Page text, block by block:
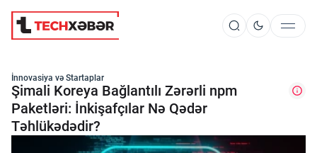
Süni İntellekt
Elm və Kosmos
İnnovasiya və Startaplar
Şimali Koreya Bağlantılı Zərərli npm
Paketləri: İnkişafçılar Nə Qədər
Təhlükədədir?